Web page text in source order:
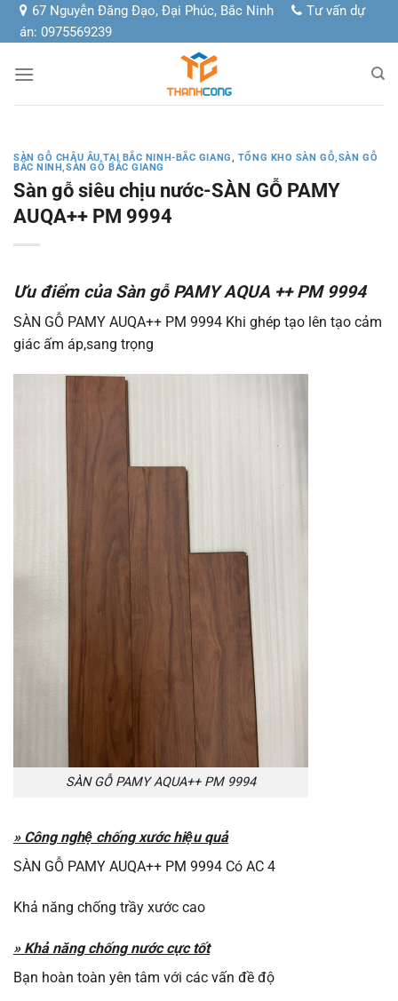
Chuyển
đến
dung
67 Nguyễn Đăng Đạo, Đại Phúc, Bắc Ninh
Tư vấn dự
án: 0975569239
SÀN GỖ CHÂU ÂU TẠI BẮC NINH-BẮC GIANG, TỔNG KHO SÀN GỖ,SÀN GỖ
BẮC NINH,SÀN GỖ BẮC GIANG
Sàn gỗ siêu chịu nước-SÀN GỖ PAMY
AUQA++ PM 9994
Ưu điểm của Sàn gỗ PAMY AQUA ++ PM 9994
SÀN GỖ PAMY AUQA++ PM 9994 Khi ghép tạo lên tạo cảm
giác ấm áp,sang trọng
SÀN GỖ PAMY AQUA++ PM 9994
» Công nghệ chống xước hiệu quả
SÀN GỖ PAMY AUQA++ PM 9994 Có AC 4
Khả năng chống trầy xước cao
» Khả năng chống nước cực tốt
Bạn hoàn toàn yên tâm với các vấn đề độ